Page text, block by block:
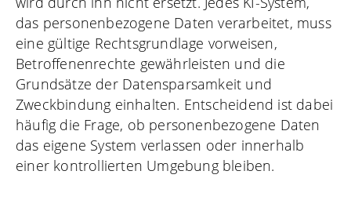
das personenbezogene Daten verarbeitet, muss
eine gültige Rechtsgrundlage vorweisen,
Betroffenenrechte gewährleisten und die
Grundsätze der Datensparsamkeit und
Zweckbindung einhalten. Entscheidend ist dabei
häufig die Frage, ob personenbezogene Daten
das eigene System verlassen oder innerhalb
einer kontrollierten Umgebung bleiben.